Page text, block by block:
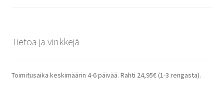
Tietoa ja vinkkejä
Toimitusaika keskimäärin 4-6 päivää. Rahti 24,95€ (1-3 rengasta).